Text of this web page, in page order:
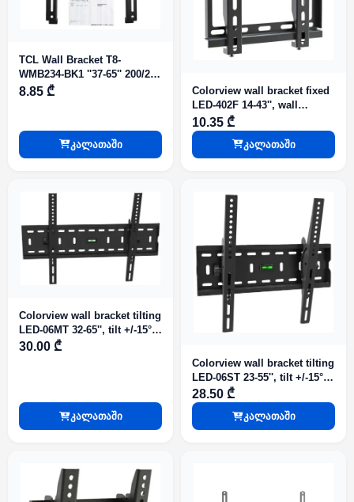
TCL Wall Bracket T8-
WMB234-BK1 ''37-65'' 200/200
Vesa
8.85 ₾
კალათაში
Colorview wall bracket fixed
LED-402F 14-43'', wall
distance 23.5mm, Vesa
200/200mm
10.35 ₾
კალათაში
Colorview wall bracket tilting
LED-06MT 32-65'', tilt +/-15°,
wall distance 70mm Vesa
30.00 ₾
კალათაში
Colorview wall bracket tilting
LED-06ST 23-55'', tilt +/-15°,
wall distance 70mm, Vesa
400/400mm, max support
28.50 ₾
კალათაში